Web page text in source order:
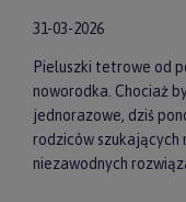
31-03-2026
Pieluszki tetrowe od
noworodka. Chociaż
jednorazowe, dziś
rodziców szukających
niezawodnych